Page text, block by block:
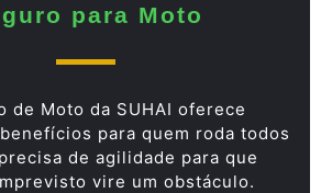
para Moto
de Moto da SUHAI oferece
para quem roda todos
de agilidade para que
vire um obstáculo.